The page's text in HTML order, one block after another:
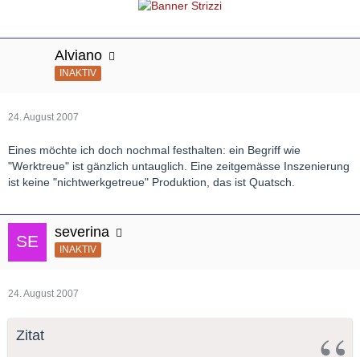
Alviano
INAKTIV
24. August 2007
Eines möchte ich doch nochmal festhalten: ein Begriff wie
"Werktreue" ist gänzlich untauglich. Eine zeitgemässe Inszenierung
ist keine "nichtwerkgetreue" Produktion, das ist Quatsch.
severina
INAKTIV
24. August 2007
Zitat